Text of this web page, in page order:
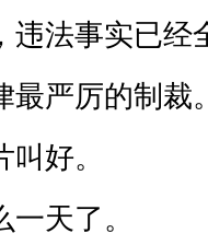
违法事实已经
最严厉的制裁
好。
天了。